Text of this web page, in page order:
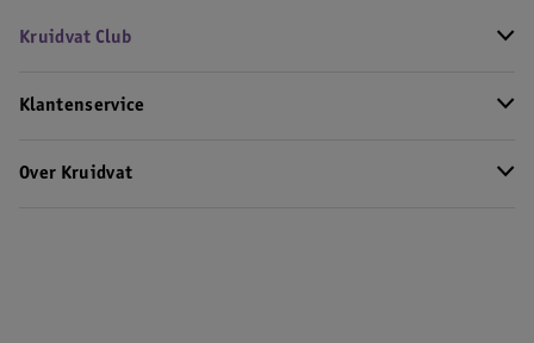
Kruidvat Club
Klantenservice
Over Kruidvat